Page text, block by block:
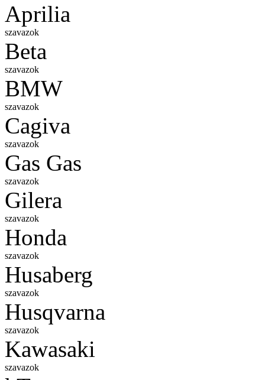
Aprilia
szavazok
Beta
szavazok
BMW
szavazok
Cagiva
szavazok
Gas Gas
szavazok
Gilera
szavazok
Honda
szavazok
Husaberg
szavazok
Husqvarna
szavazok
Kawasaki
szavazok